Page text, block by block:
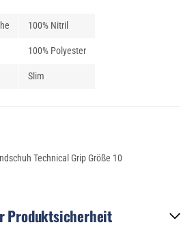
100% Nitril
100% Polyester
Slim
Technical Grip Größe 10
Produktsicherheit